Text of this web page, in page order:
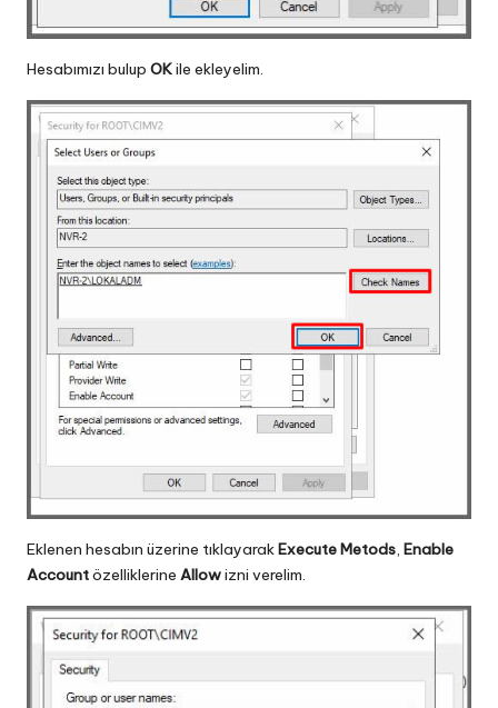
Hesabımızı bulup OKile ekleyelim.
Eklenen hesabın üzerine tıklayarakExecute Metods, Enable
Accountözelliklerine Allowizni verelim.